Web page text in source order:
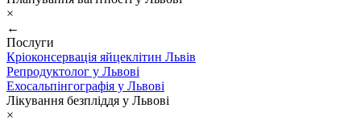
×
←
Послуги
Кріоконсервація яйцеклітин Львів
Репродуктолог у Львові
Ехосальпінгографія у Львові
Лікування безпліддя у Львові
×